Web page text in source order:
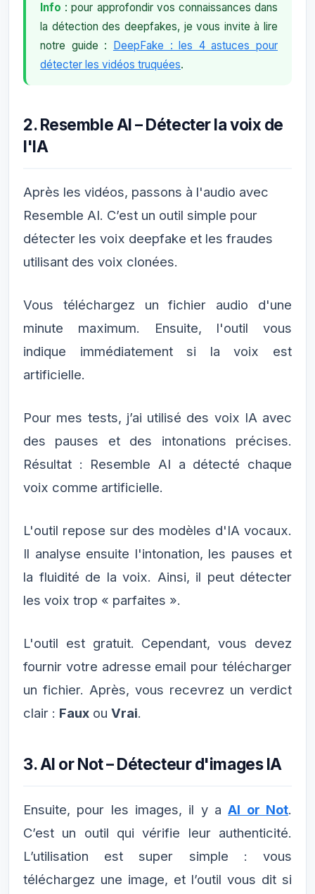
Info : pour approfondir vos connaissances dans
la détection des deepfakes, je vous invite à lire
notre guide : DeepFake : les 4 astuces pour
détecter les vidéos truquées.
2. Resemble AI – Détecter la voix de
l'IA
Après les vidéos, passons à l'audio avec
Resemble AI. C’est un outil simple pour
détecter les voix deepfake et les fraudes
utilisant des voix clonées.
Vous téléchargez un fichier audio d'une
minute maximum. Ensuite, l'outil vous
indique immédiatement si la voix est
artificielle.
Pour mes tests, j’ai utilisé des voix IA avec
des pauses et des intonations précises.
Résultat : Resemble AI a détecté chaque
voix comme artificielle.
L'outil repose sur des modèles d'IA vocaux.
Il analyse ensuite l'intonation, les pauses et
la fluidité de la voix. Ainsi, il peut détecter
les voix trop « parfaites ».
L'outil est gratuit. Cependant, vous devez
fournir votre adresse email pour télécharger
un fichier. Après, vous recevrez un verdict
clair : Faux ou Vrai.
3. AI or Not – Détecteur d'images IA
Ensuite, pour les images, il y aAI or Not.
C’est un outil qui vérifie leur authenticité.
L’utilisation est super simple : vous
téléchargez une image, et l’outil vous dit si